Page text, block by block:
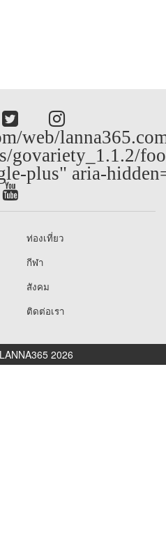
web/
govariety_1.1.2/
plus" aria-
ท่องเที่ยว
กีฬา
สังคม
ติดต่อเรา
2026